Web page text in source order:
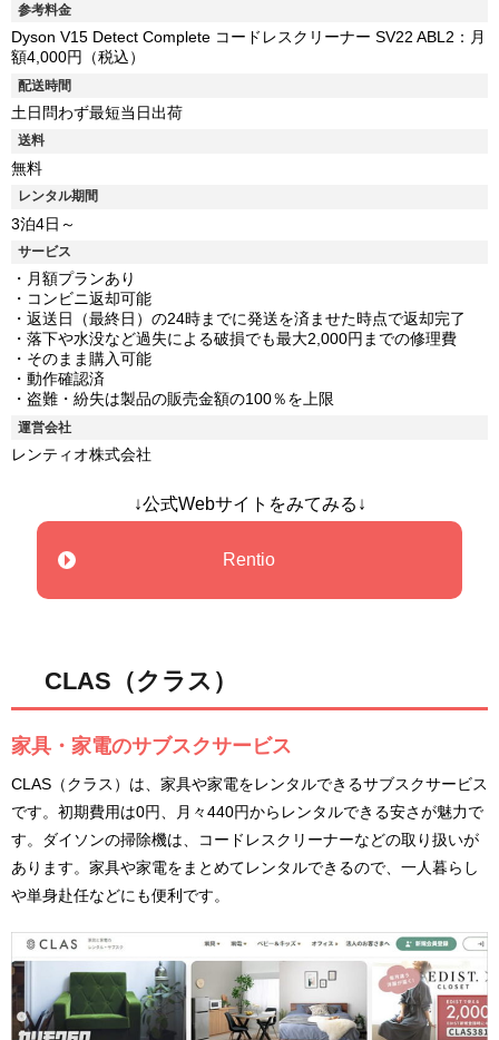
参考料金
Dyson V15 Detect Complete コードレスクリーナー SV22 ABL2：月
額4,000円（税込）
配送時間
土日問わず最短当日出荷
送料
無料
レンタル期間
3泊4日～
サービス
・月額プランあり
・コンビニ返却可能
・返送日（最終日）の24時までに発送を済ませた時点で返却完了
・落下や水没など過失による破損でも最大2,000円までの修理費
・そのまま購入可能
・動作確認済
・盗難・紛失は製品の販売金額の100％を上限
運営会社
レンティオ株式会社
↓公式Webサイトをみてみる↓
Rentio
CLAS（クラス）
家具・家電のサブスクサービス
CLAS（クラス）は、家具や家電をレンタルできるサブスクサービス
です。初期費用は0円、月々440円からレンタルできる安さが魅力で
す。ダイソンの掃除機は、コードレスクリーナーなどの取り扱いが
あります。家具や家電をまとめてレンタルできるので、一人暮らし
や単身赴任などにも便利です。